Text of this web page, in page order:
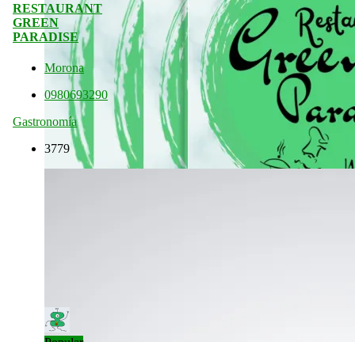
RESTAURANT
GREEN
PARADISE
Morona
0980693290
Gastronomía
3779